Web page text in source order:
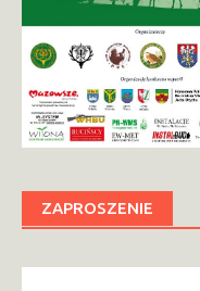
ZAPROSZENIE